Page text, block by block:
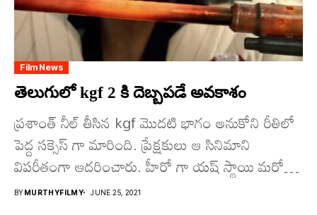
Film News
తెలుగులో kgf 2 కి దెబ్బపడే అవకాశం
ప్రశాంత్ నీల్ తీసిన kgf మొదటి భాగం అనుకోని రీతిలో
పెద్ద సక్సెస్ గా మారింది. ప్రేక్షకులు ఆ సినిమాని
విపరీతంగా ఆదరించారు. హీరో గా యష్ స్థాయి మరో
మెట్టు...
BY MURTHYFILMY JUNE 25, 2021